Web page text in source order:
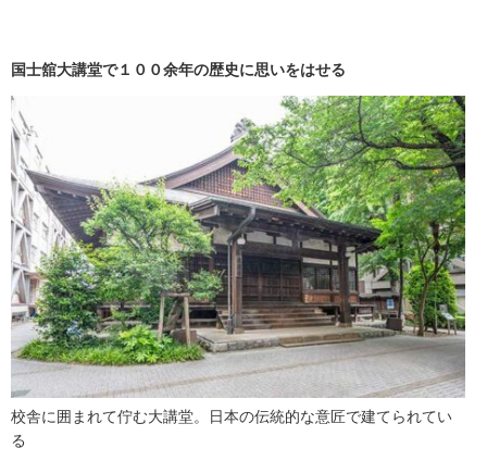
国士舘大講堂で１００余年の歴史に思いをはせる
校舎に囲まれて佇む大講堂。日本の伝統的な意匠で建てられてい
る